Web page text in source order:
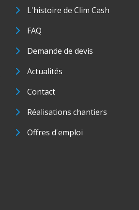
L'histoire de Clim Cash
FAQ
Demande de devis
Actualités
Contact
Réalisations chantiers
Offres d'emploi